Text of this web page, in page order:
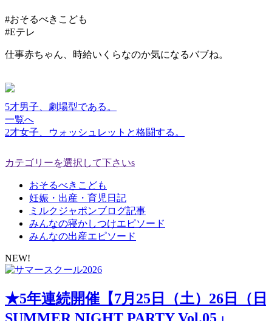
#おそるべきこども
#Eテレ
仕事赤ちゃん、時給いくらなのか気になるバブね。
5才男子、劇場型である。
一覧へ
2才女子、ウォッシュレットと格闘する。
カテゴリーを選択して下さいs
おそるべきこども
妊娠・出産・育児日記
ミルクジャポンブログ記事
みんなの寝かしつけエピソード
みんなの出産エピソード
NEW!
★5年連続開催【7月25日（土）26日（
SUMMER NIGHT PARTY Vol.05」